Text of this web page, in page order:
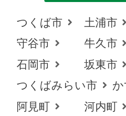
つくば市 土浦市
守谷市
牛久市
石岡市
坂東市
つくばみらい市
阿見町
河内町